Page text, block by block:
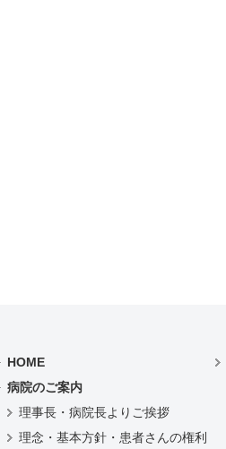
HOME
病院のご案内
理事長・病院長よりご挨拶
理念・基本方針・患者さんの権利